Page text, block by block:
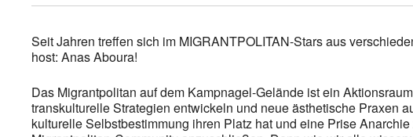
Seit Jahren treffen sich im MIGRANTPOLITAN-Stars aus
host: Anas Aboura!
Das Migrantpolitan auf dem Kampnagel-Gelände ist ein
transkulturelle Strategien entwickeln und neue ästhetische Praxen
kulturelle Selbstbestimmung ihren Platz hat und eine Prise